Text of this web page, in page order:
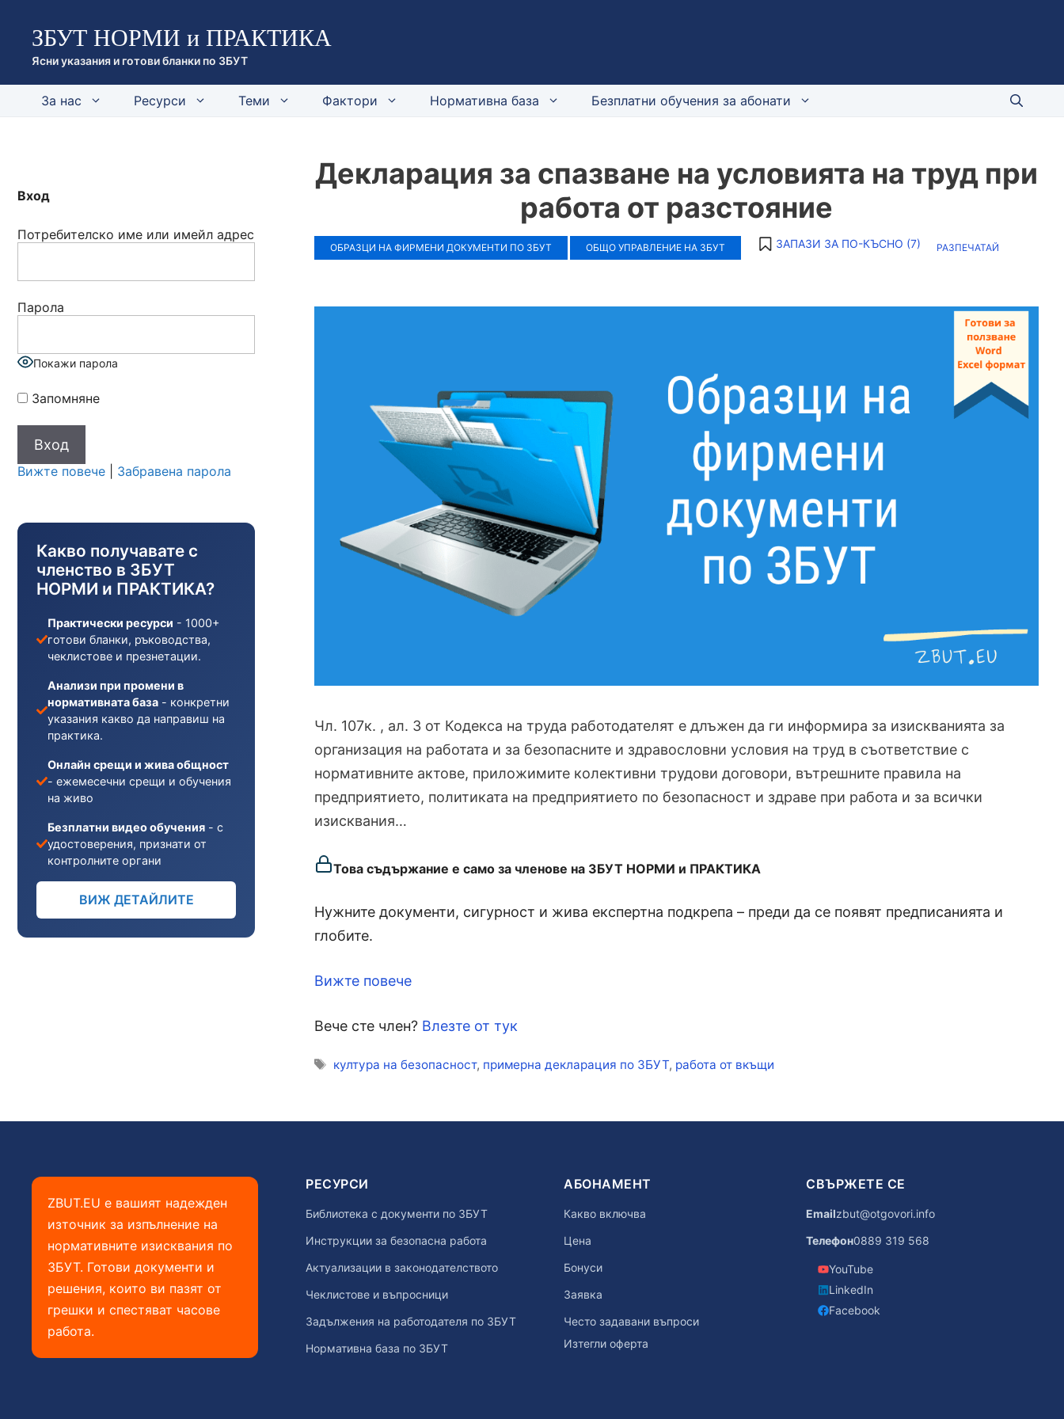
съдържанието
ЗБУТ НОРМИ и ПРАКТИКА
Ясни указания и готови бланки по ЗБУТ
За нас Ресурси Теми Фактори Нормативна база Безплатни обучения за абонати
Декларация за спазване на условията на труд при
работа от разстояние
ОБРАЗЦИ НА ФИРМЕНИ ДОКУМЕНТИ ПО ЗБУТ ОБЩО УПРАВЛЕНИЕ НА ЗБУТ ЗАПАЗИ ЗА ПО-КЪСНО (7) РАЗПЕЧАТАЙ
Чл. 107к. , ал. 3 от Кодекса на труда работодателят е длъжен да ги информира за изискванията за
организация на работата и за безопасните и здравословни условия на труд в съответствие с
нормативните актове, приложимите колективни трудови договори, вътрешните правила на
предприятието, политиката на предприятието по безопасност и здраве при работа и за всички
изисквания…
Това съдържание е само за членове на ЗБУТ НОРМИ и ПРАКТИКА
Нужните документи, сигурност и жива експертна подкрепа – преди да се появят предписанията и
глобите.
Вижте повече
Вече сте член? Влезте от тук
Етикети
култура на безопасност, примерна декларация по ЗБУТ, работа от вкъщи
Вход
Потребителско име или имейл адрес
Парола
Покажи парола
Запомняне
Вижте повече Забравена парола
Какво получавате с
членство в ЗБУТ
НОРМИ и ПРАКТИКА?
Практически ресурси - 1000+
готови бланки, ръководства,
чеклистове и презнетации.
Анализи при промени в
нормативната база - конкретни
указания какво да направиш на
практика.
Онлайн срещи и жива общност
- ежемесечни срещи и обучения
на живо
Безплатни видео обучения - с
удостоверения, признати от
контролните органи
ВИЖ ДЕТАЙЛИТЕ
ZBUT.EU е вашият надежден
източник за изпълнение на
нормативните изисквания по
ЗБУТ. Готови документи и
решения, които ви пазят от
грешки и спестяват часове
работа.
РЕСУРСИ
Библиотека с документи по ЗБУТ
Инструкции за безопасна работа
Актуализации в законодателството
Чеклистове и въпросници
Задължения на работодателя по ЗБУТ
Нормативна база по ЗБУТ
АБОНАМЕНТ
Какво включва
Цена
Бонуси
Заявка
Често задавани въпроси
Изтегли оферта
СВЪРЖЕТЕ СЕ
Emailzbut@otgovori.info
Телефон0889 319 568
YouTube
LinkedIn
Facebook